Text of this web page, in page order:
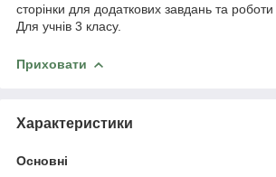
сторінки для додаткових завдань та
Для учнів 3 класу.
Приховати
Характеристики
Основні